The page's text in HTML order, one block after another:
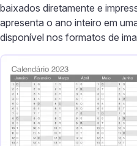
baixados diretamente e
apresenta o ano inteiro em
disponível nos formatos de